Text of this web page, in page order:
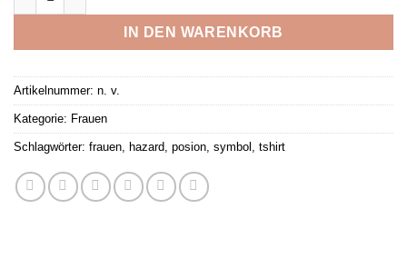
IN DEN WARENKORB
Artikelnummer: n. v.
Kategorie: Frauen
Schlagwörter: frauen hazard posion symbol tshirt